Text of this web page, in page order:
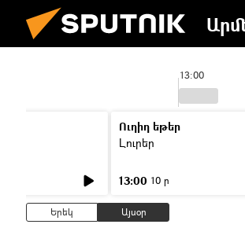
13:00
Ուղիղ եթեր
Լուրեր
13:00 10 ր
Երեկ Այսօր